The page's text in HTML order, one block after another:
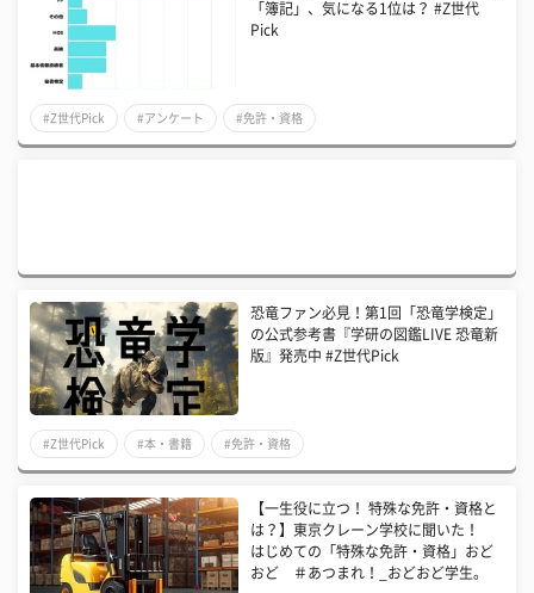
「簿記」、気になる1位は？ #Z世代
Pick
#Z世代Pick #アンケート #免許・資格
恐竜ファン必見！第1回「恐竜学検定」
の公式参考書『学研の図鑑LIVE 恐竜新
版』発売中 #Z世代Pick
#Z世代Pick #本・書籍 #免許・資格
【一生役に立つ！ 特殊な免許・資格と
は？】東京クレーン学校に聞いた！
はじめての「特殊な免許・資格」おど
おど ＃あつまれ！_おどおど学生。